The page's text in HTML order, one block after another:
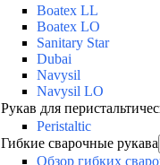
Boatex LL
Boatex LO
Sanitary Star
Dubai
Navysil
Navysil LO
Рукав для
Peristaltic
Гибкие сварочные рукава
Обзор гибких